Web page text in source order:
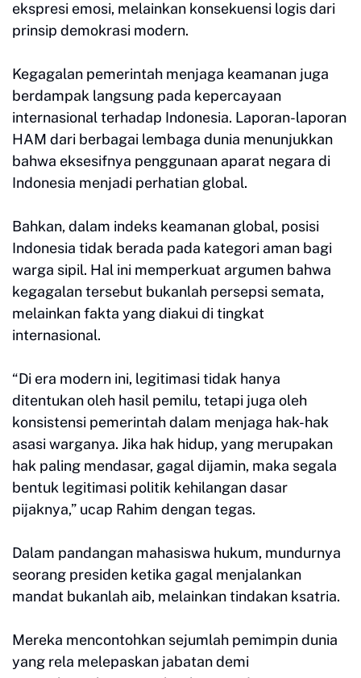
ekspresi emosi, melainkan konsekuensi logis dari
prinsip demokrasi modern.
Kegagalan pemerintah menjaga keamanan juga
berdampak langsung pada kepercayaan
internasional terhadap Indonesia. Laporan-laporan
HAM dari berbagai lembaga dunia menunjukkan
bahwa eksesifnya penggunaan aparat negara di
Indonesia menjadi perhatian global.
Bahkan, dalam indeks keamanan global, posisi
Indonesia tidak berada pada kategori aman bagi
warga sipil. Hal ini memperkuat argumen bahwa
kegagalan tersebut bukanlah persepsi semata,
melainkan fakta yang diakui di tingkat
internasional.
“Di era modern ini, legitimasi tidak hanya
ditentukan oleh hasil pemilu, tetapi juga oleh
konsistensi pemerintah dalam menjaga hak-hak
asasi warganya. Jika hak hidup, yang merupakan
hak paling mendasar, gagal dijamin, maka segala
bentuk legitimasi politik kehilangan dasar
pijaknya,” ucap Rahim dengan tegas.
Dalam pandangan mahasiswa hukum, mundurnya
seorang presiden ketika gagal menjalankan
mandat bukanlah aib, melainkan tindakan ksatria.
Mereka mencontohkan sejumlah pemimpin dunia
yang rela melepaskan jabatan demi